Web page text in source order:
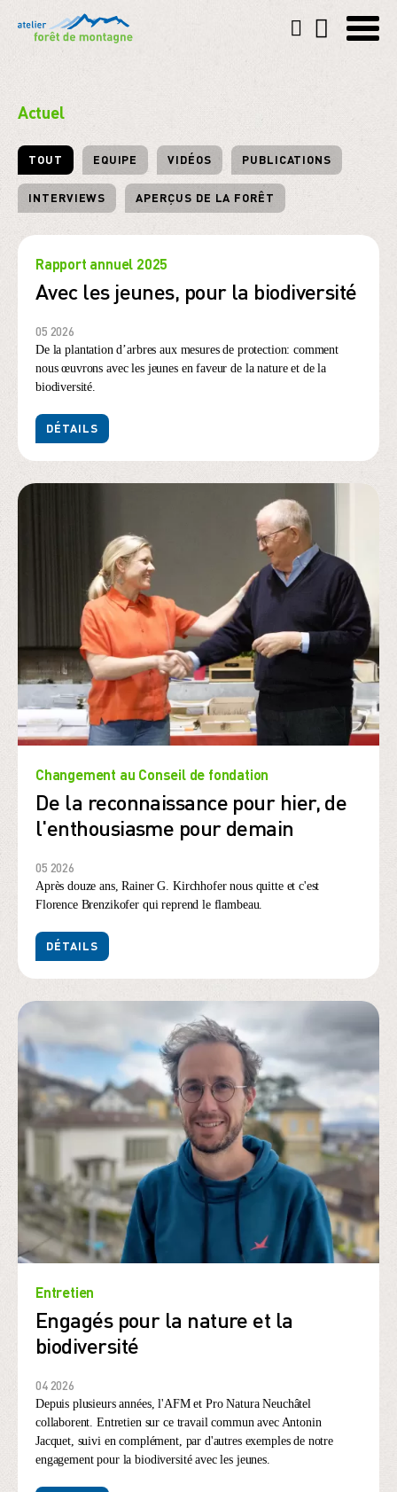
Actuel
TOUT EQUIPE VIDÉOS PUBLICATIONS
INTERVIEWS APERÇUS DE LA FORÊT
Rapport annuel 2025
Avec les jeunes, pour la biodiversité
05 2026
De la plantation d’arbres aux mesures de protection: comment
nous œuvrons avec les jeunes en faveur de la nature et de la
biodiversité.
DÉTAILS
Changement au Conseil de fondation
De la reconnaissance pour hier, de
l'enthousiasme pour demain
05 2026
Après douze ans, Rainer G. Kirchhofer nous quitte et c'est
Florence Brenzikofer qui reprend le flambeau.
DÉTAILS
Entretien
Engagés pour la nature et la
biodiversité
04 2026
Depuis plusieurs années, l'AFM et Pro Natura Neuchâtel
collaborent. Entretien sur ce travail commun avec Antonin
Jacquet, suivi en complément, par d'autres exemples de notre
engagement pour la biodiversité avec les jeunes.